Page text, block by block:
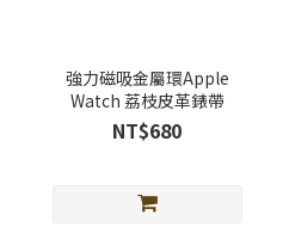
強力磁吸金屬環Apple
Watch 荔枝皮革錶帶
NT$680